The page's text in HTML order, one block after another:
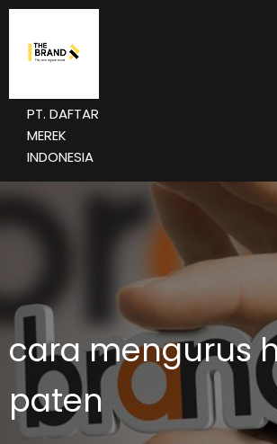
PT. DAFTAR
MEREK
INDONESIA
cara mengurus
paten